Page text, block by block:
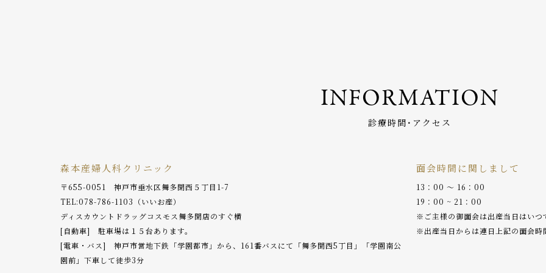
INFORMATION
診療時間･アクセス
森本産婦人科クリニック
〒655-0051 神戸市垂水区舞多聞西５丁目1-7
TEL:078-786-1103 （いいお産）
ディスカウントドラッグコスモス舞多聞店のすぐ横
[自動車] 駐車場は１５台あります。
[電車・バス] 神戸市営地下鉄「学園都市」から、161番バスにて「舞多聞西5丁目」「学園南公
園前」下車して徒歩3分
面会時間に関しまして
13：00 〜 16：00
19：00 ~ 21：00
※ご主様の御面会は出産当日はいつ
※出産当日からは連日上記の面会時